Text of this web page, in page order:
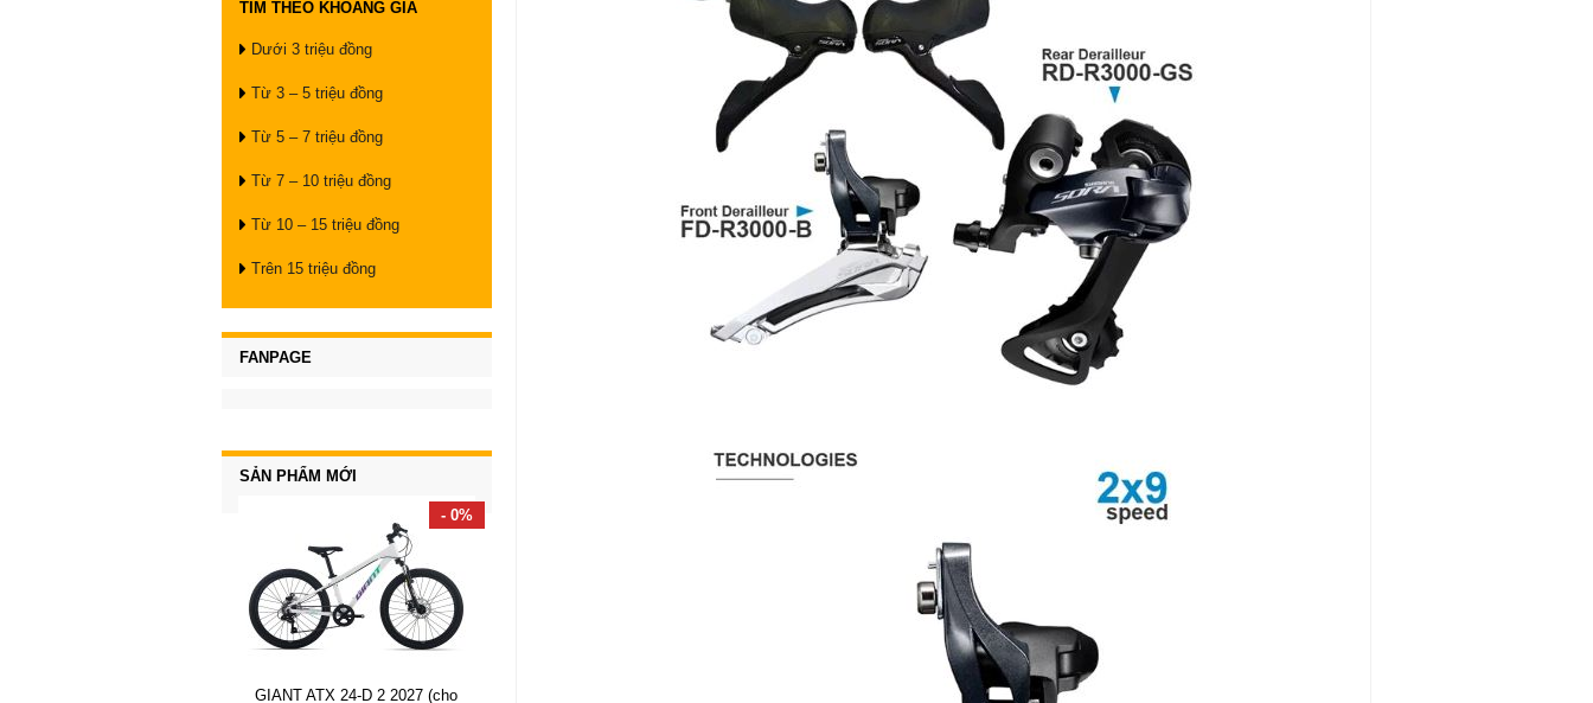
TÌM THEO KHOẢNG GIÁ
Dưới 3 triệu đồng
Từ 3 – 5 triệu đồng
Từ 5 – 7 triệu đồng
Từ 7 – 10 triệu đồng
Từ 10 – 15 triệu đồng
Trên 15 triệu đồng
FANPAGE
SẢN PHẨM MỚI
- 0%
GIANT ATX 24-D 2 2027 (cho